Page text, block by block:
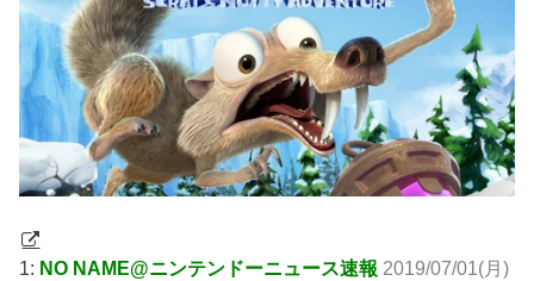
1: NO NAME@ニンテンドーニュース速報 2019/07/01(月)